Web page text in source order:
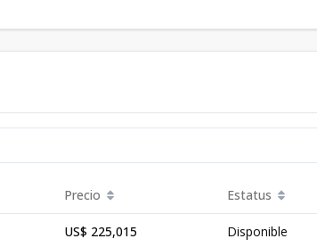
Precio Estatus
US$ 225,015 Disponible